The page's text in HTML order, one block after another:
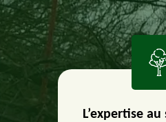
L’expertise